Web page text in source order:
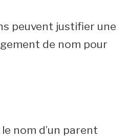
peuvent justifier une
de nom pour
nom d’un parent